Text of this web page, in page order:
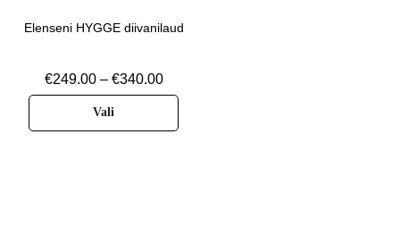
Elenseni HYGGE diivanilaud
€249.00 – €340.00
Vali